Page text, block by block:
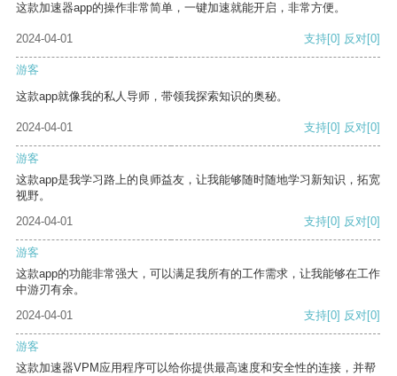
这款加速器app的操作非常简单，一键加速就能开启，非常方便。
2024-04-01 支持[0] 反对[0]
游客
这款app就像我的私人导师，带领我探索知识的奥秘。
2024-04-01 支持[0] 反对[0]
游客
这款app是我学习路上的良师益友，让我能够随时随地学习新知识，拓宽
视野。
2024-04-01
支持[0] 反对[0]
游客
这款app的功能非常强大，可以满足我所有的工作需求，让我能够在工作
中游刃有余。
2024-04-01
支持[0] 反对[0]
游客
这款加速器VPM应用程序可以给你提供最高速度和安全性的连接，并帮